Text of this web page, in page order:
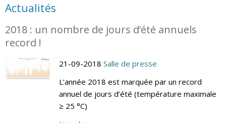
Actualités
2018 : un nombre de jours d’été annuels
record !
21-09-2018 Salle de presse
L’année 2018 est marquée par un record
annuel de jours d’été (température maximale
≥ 25 °C)